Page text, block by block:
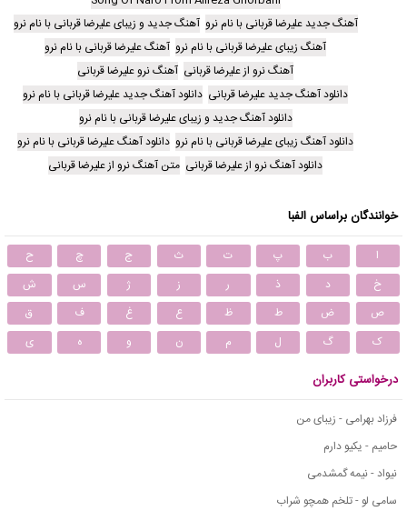
آهنگ جدید علیرضا قربانی با نام نرو آهنگ جدید و زیبای علیرضا قربانی با نام نرو
آهنگ زیبای علیرضا قربانی با نام نرو آهنگ علیرضا قربانی با نام نرو
آهنگ نرو از علیرضا قربانی آهنگ نرو علیرضا قربانی
دانلود آهنگ جدید علیرضا قربانی دانلود آهنگ جدید علیرضا قربانی با نام نرو
دانلود آهنگ جدید و زیبای علیرضا قربانی با نام نرو
دانلود آهنگ زیبای علیرضا قربانی با نام نرو دانلود آهنگ علیرضا قربانی با نام نرو
دانلود آهنگ نرو از علیرضا قربانی متن آهنگ نرو از علیرضا قربانی
خوانندگان براساس الفبا
ا ب پ ت ث ج چ
ح
خ
د ذ ر ز ژ س
ش
ص
ض ط ظ ع غ ف
ق
ک
گ ل م ن و ه ی
درخواستی کاربران
فرزاد بهرامی - زیبای من
حامیم - یکیو دارم
نیواد - نیمه گمشدمی
سامی لو - تلخم همچو شراب